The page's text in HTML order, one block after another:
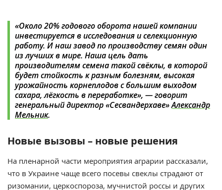
«Около 20% годового оборота нашей компании
инвестируется в исследования и селекционную
работу. И наш завод по производству семян один
из лучших в мире. Наша цель дать
производителям семена такой свёклы, в которой
будет стойкость к разным болезням, высокая
урожайность корнеплодов с большим выходом
сахара, лёгкость в переработке», — говорит
генеральный директор «Сесвандерхаве»Александр
Мельник.
Новые вызовы – новые решения
На пленарной части мероприятия аграрии рассказали,
что в Украине чаще всего посевы свеклы страдают от
ризомании, церкоспороза, мучнистой россы и других